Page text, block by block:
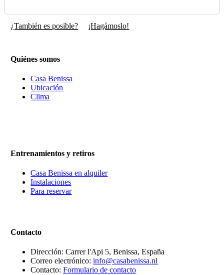
¿También es posible? ¡Hagámoslo!
Quiénes somos
Casa Benissa
Ubicación
Clima
Entrenamientos y retiros
Casa Benissa en alquiler
Instalaciones
Para reservar
Contacto
Dirección: Carrer l'Api 5, Benissa, España
Correo electrónico:info@casabenissa.nl
Contacto:Formulario de contacto